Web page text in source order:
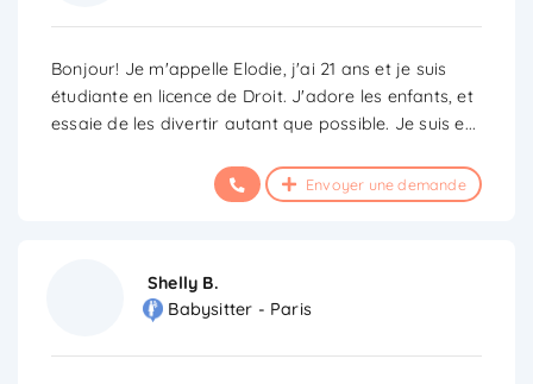
Bonjour! Je m'appelle Elodie, j'ai 21 ans et je suis
étudiante en licence de Droit. J'adore les enfants, et
essaie de les divertir autant que possible. Je suis e...
Envoyer une demande
Shelly B.
Babysitter - Paris